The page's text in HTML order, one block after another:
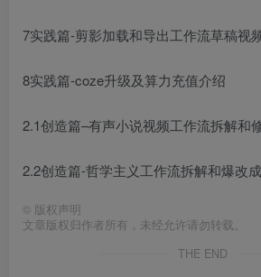
7实践篇-剪影加载和导出工作流草稿视
8实践篇-coze升级及算力充值介绍
2.1创造篇–有声小说视频工作流拆解和
2.2创造篇-哲学主义工作流拆解和爆改
© 版权声明
文章版权归作者所有，未经允许请勿转载。
THE END